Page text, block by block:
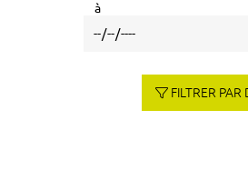
à
FILTRER PAR